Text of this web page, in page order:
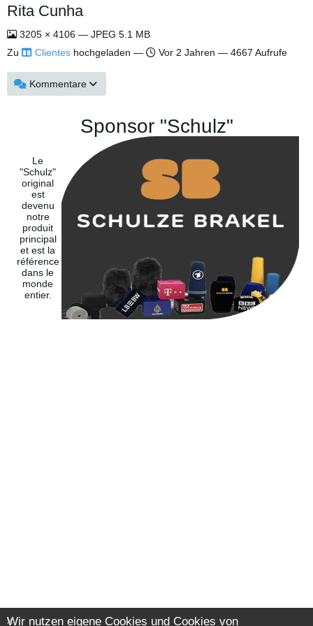
Rita Cunha
3205 × 4106 — JPEG 5.1 MB
Zu
Clientes hochgeladen — Vor 2 Jahren — 4667 Aufrufe
Kommentare
Sponsor "Schulz"
Le
"Schulz"
original
est
devenu
notre
produit
principal
et est la
référence
dans le
monde
entier.
Wir nutzen eigene Cookies und Cookies von